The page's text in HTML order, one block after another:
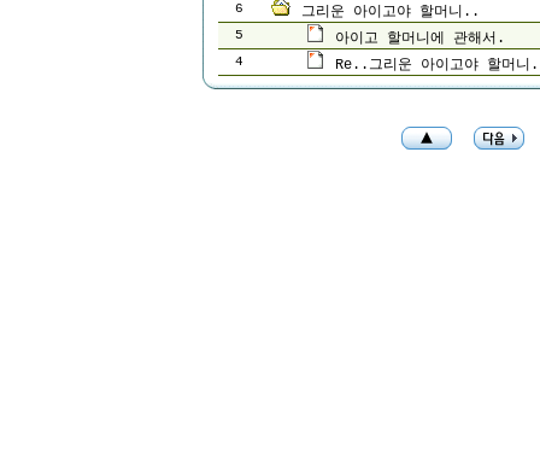
6 그리운 아이고야 할머니..
5 아이고 할머니에 관해서.
4 Re..그리운 아이고야 할머니